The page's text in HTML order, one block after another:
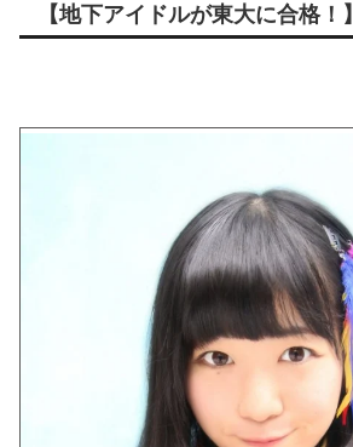
【地下アイドルが東大に合格！】